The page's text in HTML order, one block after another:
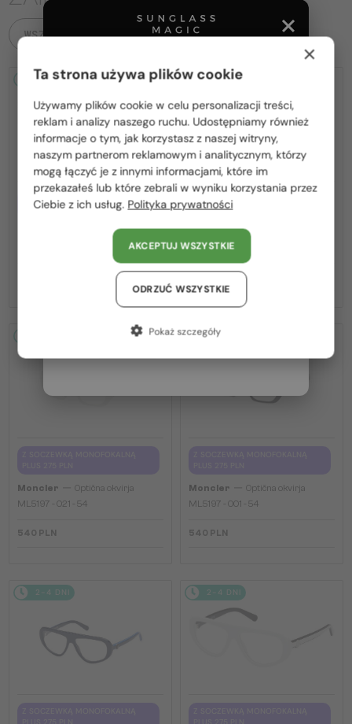
WSZYSTKIE PRODUKTY
2-4 DNI
Z SOCZEWKĄ MONOFOKALNĄ
PLUS 275 PLN
Optična okvirja
2-4 DNI
Z SOCZEWKĄ MONOFOKALNĄ
PLUS 275 PLN
Moncler—Optična okvirja
ML5202 - 036 - 56
Moncler
Optična okvirja
ML5197 - 021 - 54
540 PLN
2-4 DNI
Moncler
Optična okvirja
ML5197 - 001 - 54
540 PLN
2-4 DNI 2-4 DNI
Proszę wybierz z listy odpowiedni dla Ciebie kraj:
Polska / PL
România / RO
Magyarország / HU
United Arab Emirates / EN
Austria / AT
Niemcy / DE
×
Ta strona używa plików cookie
Używamy plików cookie w celu personalizacji treści,
reklam i analizy naszego ruchu. Udostępniamy również
informacje o tym, jak korzystasz z naszej witryny,
naszym partnerom reklamowym i analitycznym, którzy
mogą łączyć je z innymi informacjami, które im
przekazałeś lub które zebrali w wyniku korzystania przez
Ciebie z ich usług. Polityka prywatności
AKCEPTUJ WSZYSTKIE
ODRZUĆ WSZYSTKIE
Pokaż szczegóły